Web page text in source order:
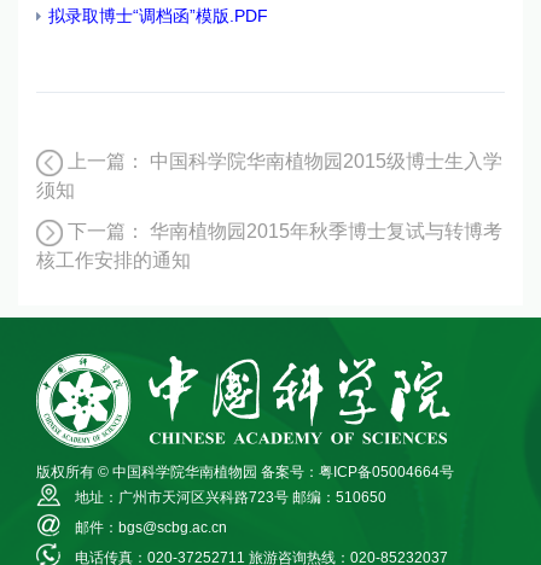
拟录取博士“调档函”模版.PDF
上一篇：
中国科学院华南植物园2015级博士生入学
须知
下一篇：
华南植物园2015年秋季博士复试与转博考
核工作安排的通知
版权所有 © 中国科学院华南植物园 备案号：粤ICP备05004664号
地址：广州市天河区兴科路723号 邮编：510650
邮件：bgs@scbg.ac.cn
电话传真：020-37252711 旅游咨询热线：020-85232037